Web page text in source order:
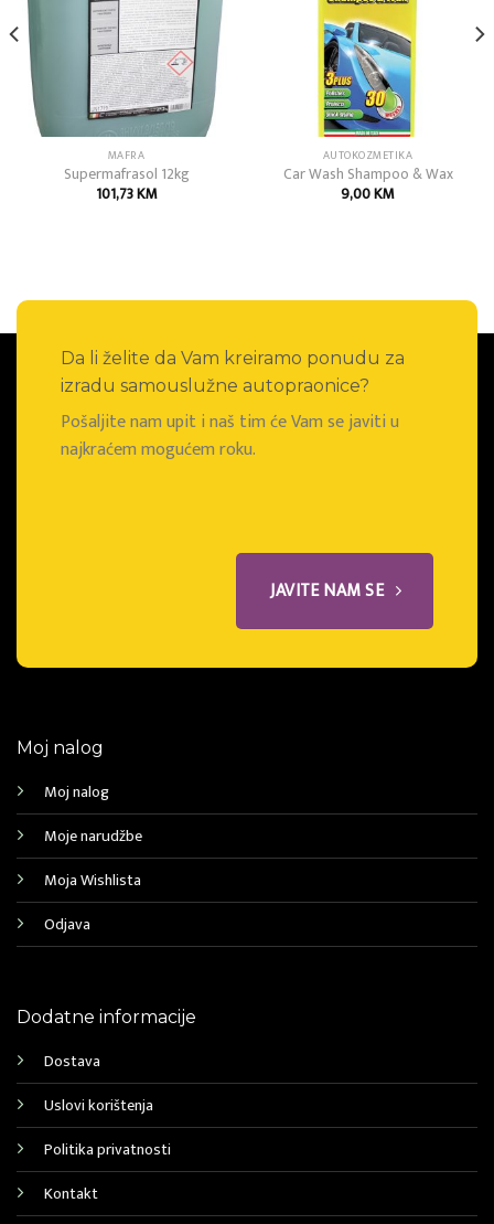
MAFRA
Supermafrasol 12kg
101,73KM
AUTOKOZMETIKA
Car Wash Shampoo & Wax
9,00KM
Da li želite da Vam kreiramo ponudu za
izradu samouslužne autopraonice?
Pošaljite nam upit i naš tim će Vam se javiti u
najkraćem mogućem roku.
JAVITE NAM SE
Moj nalog
Moj nalog
Moje narudžbe
Moja Wishlista
Odjava
Dodatne informacije
Dostava
Uslovi korištenja
Politika privatnosti
Kontakt